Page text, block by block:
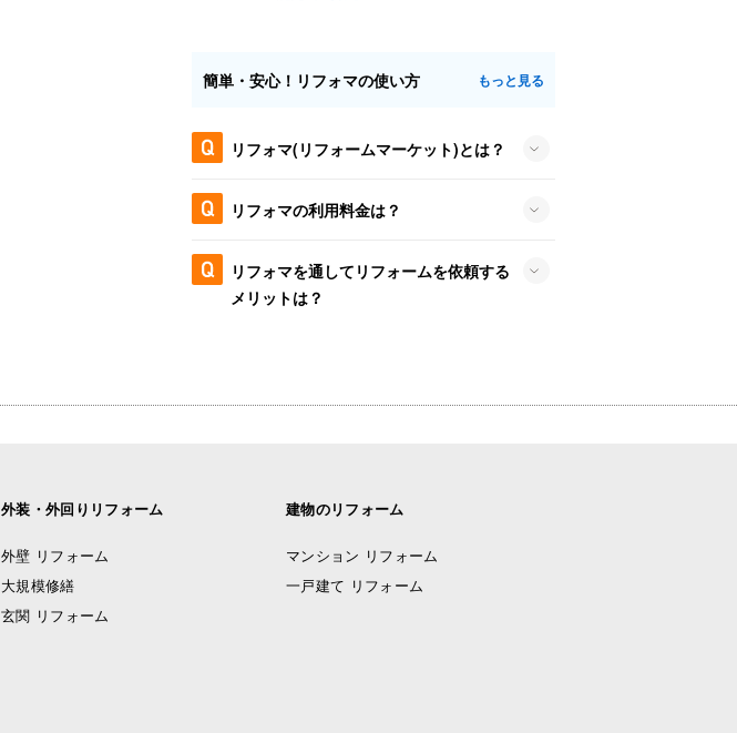
簡単・安心！リフォマの使い方 もっと見る
リフォマ(リフォームマーケット)とは？
リフォマの利用料金は？
リフォマを通してリフォームを依頼する
メリットは？
外装・外回りリフォーム
外壁 リフォーム
大規模修繕
玄関 リフォーム
建物のリフォーム
マンション リフォーム
一戸建て リフォーム